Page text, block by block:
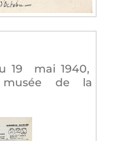
19 mai 1940,
de la